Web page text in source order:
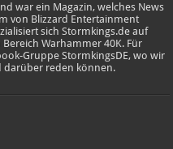
war ein Magazin, welches News
von Blizzard Entertainment
sich Stormkings.de auf
Warhammer 40K. Für
Gruppe StormkingsDE, wo wir
darüber reden können.